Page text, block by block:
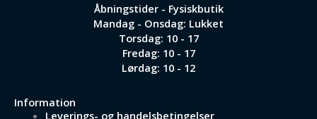
Åbningstider - Fysiskbutik
Mandag - Onsdag: Lukket
Torsdag: 10 - 17
Fredag: 10 - 17
Lørdag: 10 - 12
Information
Leverings- og handelsbetingelser